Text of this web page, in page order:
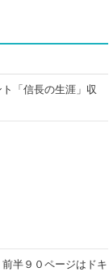
「信長の生涯」収
半９０ページはドキ